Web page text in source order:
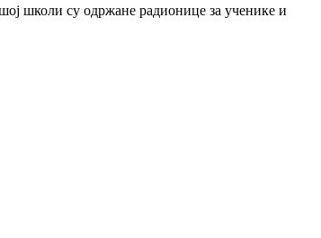
школи су одржане радионице за ученике и